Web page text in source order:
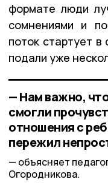
формате люди
сомнениями и
поток стартует в
подали уже
— Нам важно,
смогли
отношения с
пережил
объясняет
Огородникова.